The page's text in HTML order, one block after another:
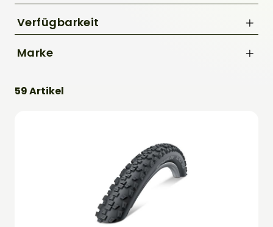
Nur Reduzierte Artikel anzeigen
Verfügbarkeit
Marke
59 Artikel